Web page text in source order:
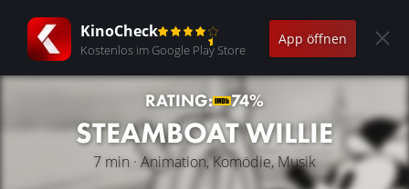
KinoCheck
Kostenlos im Google Play Store
App öffnen
RATING: 74%
STEAMBOAT WILLIE
7 min · Animation, Komödie, Musik